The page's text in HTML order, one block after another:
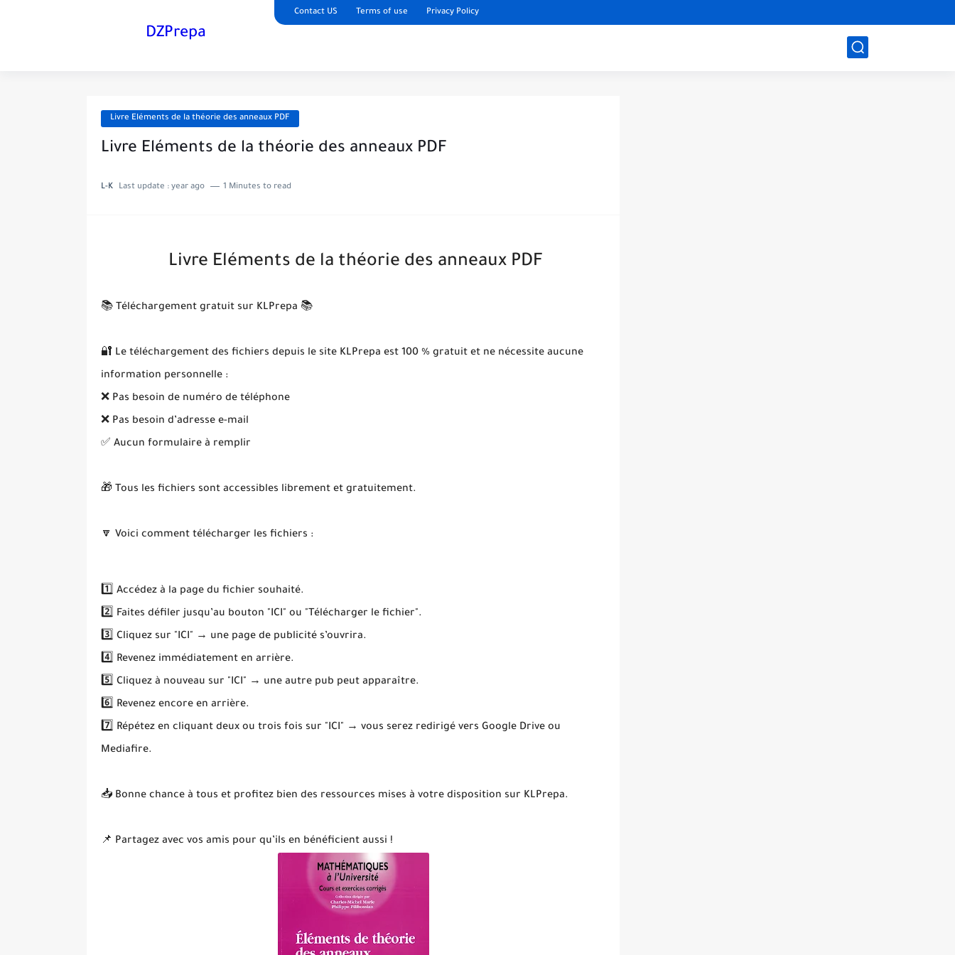
Contact US Terms of use Privacy Policy
DZPrepa
Livre Eléments de la théorie des anneaux PDF
Livre Eléments de la théorie des anneaux PDF
L-K Last update : year ago 1 Minutes to read
Livre Eléments de la théorie des anneaux PDF
📚 Téléchargement gratuit sur KLPrepa 📚
🔐 Le téléchargement des fichiers depuis le site KLPrepa est 100 % gratuit et ne nécessite aucune
information personnelle :
❌ Pas besoin de numéro de téléphone
❌ Pas besoin d’adresse e-mail
✅ Aucun formulaire à remplir
🎁 Tous les fichiers sont accessibles librement et gratuitement.
🔽 Voici comment télécharger les fichiers :
1️⃣ Accédez à la page du fichier souhaité.
2️⃣ Faites défiler jusqu’au bouton "ICI" ou "Télécharger le fichier".
3️⃣ Cliquez sur "ICI" → une page de publicité s’ouvrira.
4️⃣ Revenez immédiatement en arrière.
5️⃣ Cliquez à nouveau sur "ICI" → une autre pub peut apparaître.
6️⃣ Revenez encore en arrière.
7️⃣ Répétez en cliquant deux ou trois fois sur "ICI" → vous serez redirigé vers Google Drive ou
Mediafire.
📥 Bonne chance à tous et profitez bien des ressources mises à votre disposition sur KLPrepa.
📌 Partagez avec vos amis pour qu’ils en bénéficient aussi !